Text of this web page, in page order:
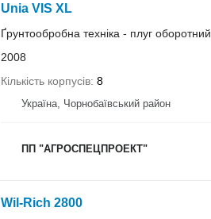
Unia VIS XL
Ґрунтообробна техніка - плуг оборотний
2008
Кількість корпусів 8
Україна, Чорнобаївський район
ПП "АГРОСПЕЦПРОЕКТ"
Wil-Rich 2800